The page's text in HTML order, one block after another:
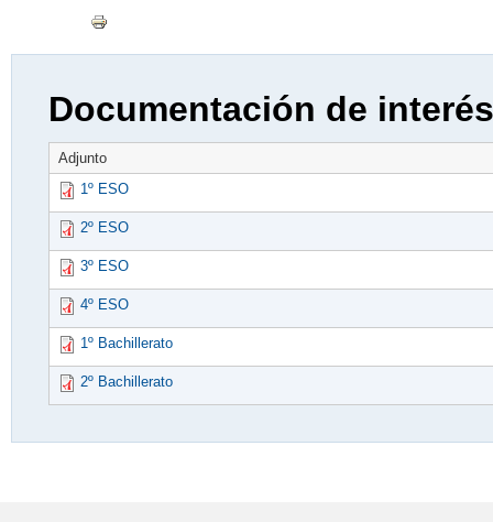
Documentación de
Adjunto
1º ESO
2º ESO
3º ESO
4º ESO
1º Bachillerato
2º Bachillerato